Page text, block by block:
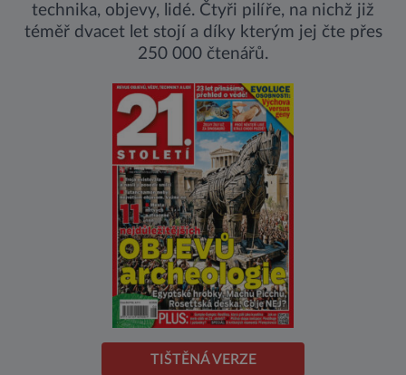
technika, objevy, lidé. Čtyři pilíře, na nichž již
téměř dvacet let stojí a díky kterým jej čte přes
250 000 čtenářů.
TIŠTĚNÁ VERZE